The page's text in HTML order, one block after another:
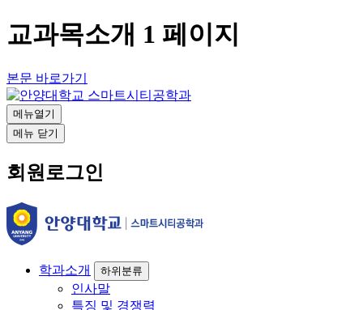
교과목소개 1 페이지
본문 바로가기
메뉴열기
메뉴 닫기
회원로그인
학과소개 하위분류
인사말
특징 및 경쟁력